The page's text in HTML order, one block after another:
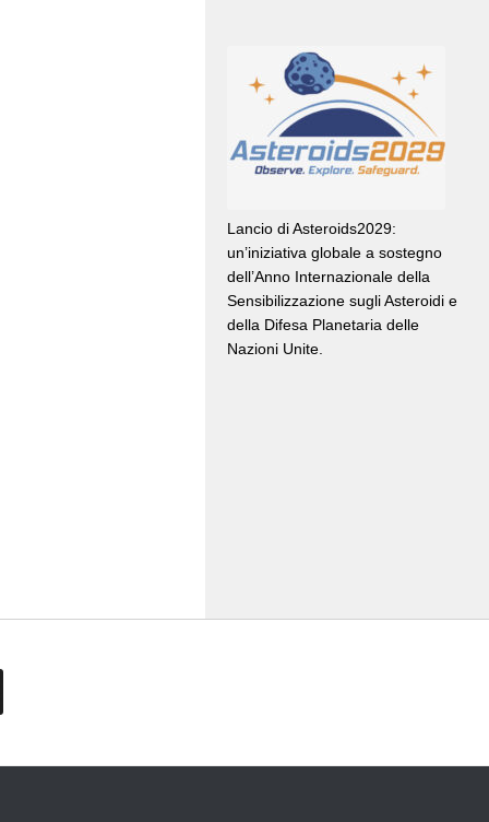
Lancio di Asteroids2029:
un’iniziativa globale a sostegno
dell’Anno Internazionale della
Sensibilizzazione sugli Asteroidi e
della Difesa Planetaria delle
Nazioni Unite.